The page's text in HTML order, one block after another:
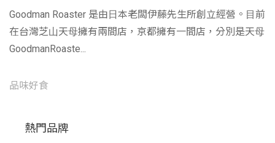
Goodman Roaster 是由⽇本老闆伊藤先⽣所創立經營。⽬前
在台灣芝⼭天⺟擁有兩間店，京都擁有⼀間店，分別是天⺟
GoodmanRoaste...
品味好食
熱門品牌